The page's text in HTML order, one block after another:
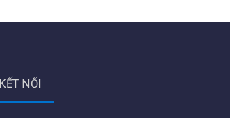
KẾT NỐI